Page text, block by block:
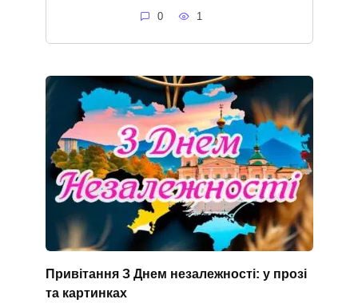
0 1
Привітання З Днем незалежності: у прозі
та картинках